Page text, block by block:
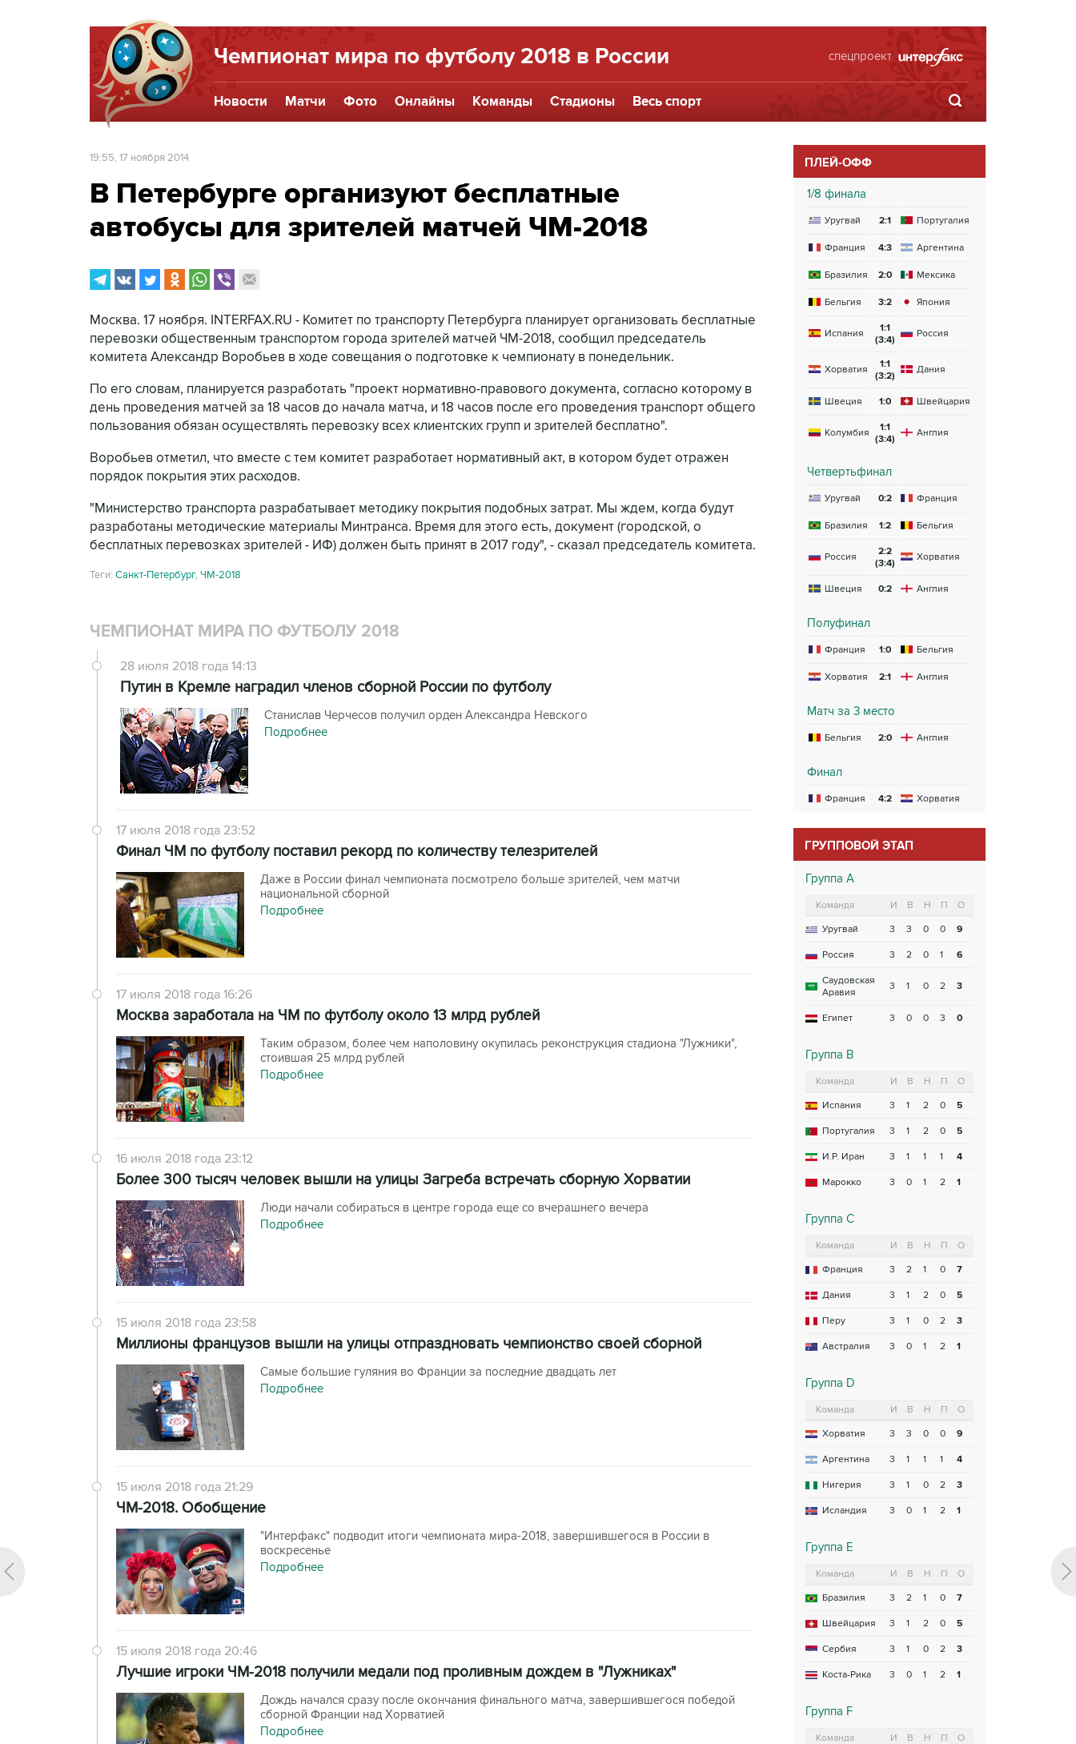
Чемпионат мира по футболу 2018 в России спецпроект
Новости Матчи Фото Онлайны Команды Стадионы Весь спорт
19:55, 17 ноября 2014
В Петербурге организуют бесплатные
автобусы для зрителей матчей ЧМ-2018
Москва. 17 ноября. INTERFAX.RU - Комитет по транспорту Петербурга планирует организовать бесплатные
перевозки общественным транспортом города зрителей матчей ЧМ-2018, сообщил председатель
комитета Александр Воробьев в ходе совещания о подготовке к чемпионату в понедельник.
По его словам, планируется разработать "проект нормативно-правового документа, согласно которому в
день проведения матчей за 18 часов до начала матча, и 18 часов после его проведения транспорт общего
пользования обязан осуществлять перевозку всех клиентских групп и зрителей бесплатно".
Воробьев отметил, что вместе с тем комитет разработает нормативный акт, в котором будет отражен
порядок покрытия этих расходов.
"Министерство транспорта разрабатывает методику покрытия подобных затрат. Мы ждем, когда будут
разработаны методические материалы Минтранса. Время для этого есть, документ (городской, о
бесплатных перевозках зрителей - ИФ) должен быть принят в 2017 году", - сказал председатель комитета.
Теги: Санкт-Петербург, ЧМ-2018
ЧЕМПИОНАТ МИРА ПО ФУТБОЛУ 2018
28 июля 2018 года 14:13
Путин в Кремле наградил членов сборной России по футболу
Станислав Черчесов получил орден Александра Невского
Подробнее
17 июля 2018 года 23:52
Финал ЧМ по футболу поставил рекорд по количеству телезрителей
Даже в России финал чемпионата посмотрело больше зрителей, чем матчи
национальной сборной
Подробнее
17 июля 2018 года 16:26
Москва заработала на ЧМ по футболу около 13 млрд рублей
Таким образом, более чем наполовину окупилась реконструкция стадиона "Лужники",
стоившая 25 млрд рублей
Подробнее
16 июля 2018 года 23:12
Более 300 тысяч человек вышли на улицы Загреба встречать сборную Хорватии
Люди начали собираться в центре города еще со вчерашнего вечера
Подробнее
15 июля 2018 года 23:58
Миллионы французов вышли на улицы отпраздновать чемпионство своей сборной
Самые большие гуляния во Франции за последние двадцать лет
Подробнее
15 июля 2018 года 21:29
ЧМ-2018. Обобщение
"Интерфакс" подводит итоги чемпионата мира-2018, завершившегося в России в
воскресенье
Подробнее
15 июля 2018 года 20:46
Лучшие игроки ЧМ-2018 получили медали под проливным дождем в "Лужниках"
Дождь начался сразу после окончания финального матча, завершившегося победой
сборной Франции над Хорватией
Подробнее
ПЛЕЙ-ОФФ
1/8 финала
Уругвай 2:1 Португалия
Франция 4:3 Аргентина
Бразилия 2:0 Мексика
Бельгия 3:2 Япония
Испания
1:1
(3:4)
Россия
Хорватия
1:1
(3:2)
Дания
Швеция 1:0 Швейцария
Колумбия
1:1
(3:4)
Англия
Четвертьфинал
Уругвай 0:2 Франция
Бразилия 1:2 Бельгия
Россия
2:2
(3:4)
Хорватия
Швеция 0:2 Англия
Полуфинал
Франция 1:0 Бельгия
Хорватия 2:1 Англия
Матч за 3 место
Бельгия 2:0 Англия
Финал
Франция 4:2 Хорватия
ГРУППОВОЙ ЭТАП
Группа A
Команда И В Н П
О
Уругвай
3 3 0 0 9
Россия 3 2 0 1 6
Саудовская
Аравия
3 1 0 2 3
Египет 3 0 0 3 0
Группа B
Команда И В Н П
О
Испания
3 1 2 0 5
Португалия 3 1 2 0 5
И.Р. Иран 3 1 1 1 4
Марокко 3 0 1 2 1
Группа C
Команда И В Н П
О
Франция
3 2 1 0 7
Дания 3 1 2 0 5
Перу 3 1 0 2 3
Австралия 3 0 1 2 1
Группа D
Команда И В Н П
О
Хорватия
3 3 0 0 9
Аргентина 3 1 1 1 4
Нигерия 3 1 0 2 3
Исландия 3 0 1 2 1
Группа E
Команда И В Н П
О
Бразилия
3 2 1 0 7
Швейцария 3 1 2 0 5
Сербия 3 1 0 2 3
Коста-Рика 3 0 1 2 1
Группа F
Команда И В Н П
О